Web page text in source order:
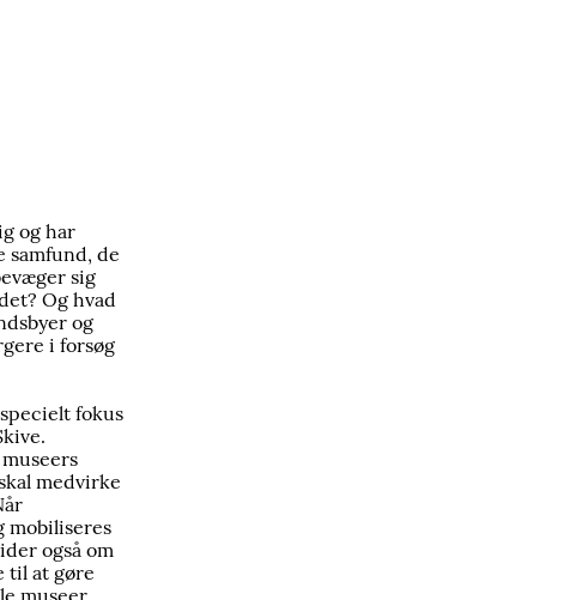
og har
samfund, de
sig
Og hvad
og
i forsøg
fokus
medvirke
mobiliseres
også om
til at gøre